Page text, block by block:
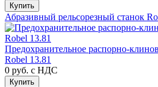
Купить
Абразивный рельсорезный станок
Предохранительное распорно-
Robel 13.81
0 руб. с НДС
Купить